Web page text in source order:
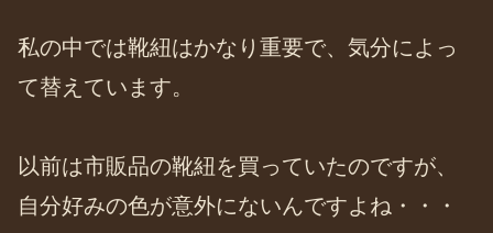
私の中では靴紐はかなり重要で、気分によっ
て替えています。
以前は市販品の靴紐を買っていたのですが、
自分好みの色が意外にないんですよね・・・